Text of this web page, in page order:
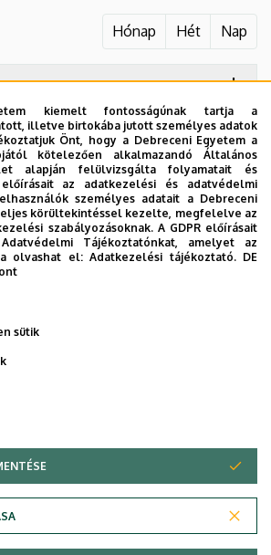
Hónap Hét Nap
szerda
Mihály 260
csütörtök
első könnyűzenei
csütörtök
ünnepség
diplomaosztó ünnepség
szerda
kiemelt fontosságúnak tartja a
illetve birtokába jutott személyes adatok
Önt, hogy a Debreceni Egyetem a
kötelezően alkalmazandó Általános
alapján felülvizsgálta folyamatait és
az adatkezelési és adatvédelmi
személyes adatait a Debreceni
körültekintéssel kezelte, megfelelve az
szabályozásoknak. A GDPR előírásait
Tájékoztatónkat, amelyet az
olvashat el:Adatkezelési tájékoztató. DE
sütik